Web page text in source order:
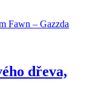
dřeva,